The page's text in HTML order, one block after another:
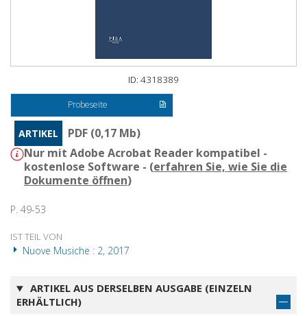
ID: 4318389
Probeseite
ARTIKEL
PDF (0,17 Mb)
Nur mit Adobe Acrobat Reader kompatibel -
kostenlose Software - (erfahren Sie, wie Sie die
Dokumente öffnen)
P. 49-53
IST TEIL VON
Nuove Musiche : 2, 2017
ARTIKEL AUS DERSELBEN AUSGABE (EINZELN
ERHÄLTLICH)